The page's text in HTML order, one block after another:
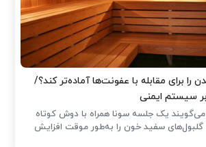
را برای مقابله با عفونت‌ها آماده‌تر کند؟/
می‌گویند یک جلسه سونا همراه با دوش کوتاه
گلبول‌های سفید خون را به‌طور موقت افزایش